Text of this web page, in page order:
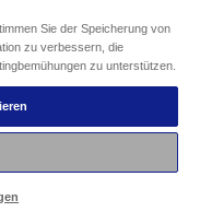
Epson
Sie der Speicherung von
zu verbessern, die
zu unterstützen.